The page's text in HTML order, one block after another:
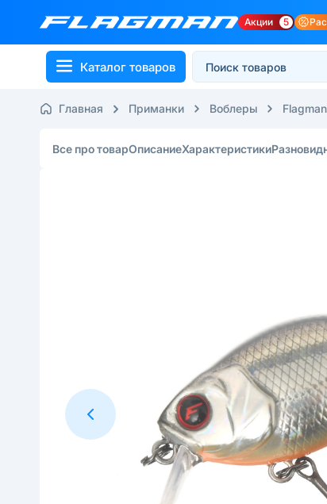
Акции 5
Каталог товаров
Главная Приманки Воблеры Flagman
Все про товарОписаниеХарактеристики